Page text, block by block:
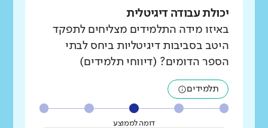
יכולת עבודה דיגיטלית
באיזו מידה התלמידים מצליחים לתפקד
היטב בסביבות דיגיטליות ביחס לבתי
הספר הדומים? (דיווחי תלמידים)
תלמידים
דומה לממוצע